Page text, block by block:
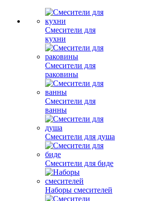
Смесители для
кухни
Смесители для
раковины
Смесители для
ванны
Смесители для душа
Смесители для биде
Наборы смесителей